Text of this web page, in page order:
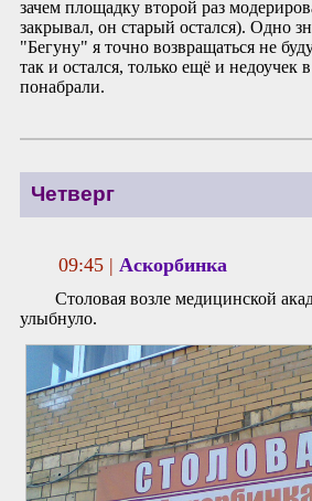
зачем площадку второй раз
закрывал, он старый остался). Одно
"Бегуну" я точно возвращаться не
так и остался, только ещё и недоучек
понабрали.
Четверг
09:45 |Аскорбинка
Столовая возле медицинской
улыбнуло.